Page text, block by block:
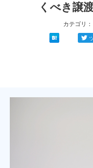
くべき譲
カテゴリ：